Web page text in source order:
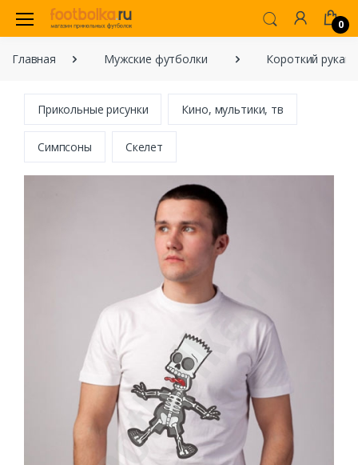
0
Главная Мужские футболки Короткий рукав
Прикольные рисунки Кино, мультики, тв
Симпсоны Скелет